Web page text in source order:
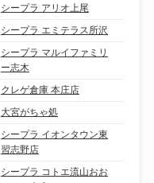
シープラ アリオ上尾
シープラ エミテラス所沢
シープラ マルイファミリ
ー志木
クレゲ倉庫 本庄店
大宮がちゃ処
シープラ イオンタウン東
習志野店
シープラ コトエ流山おお